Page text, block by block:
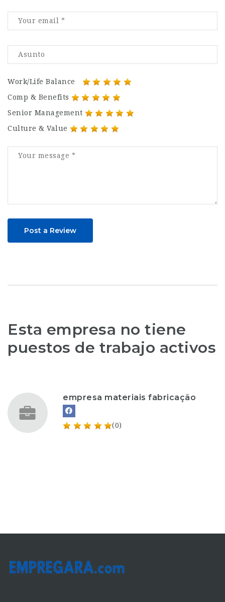
Work/Life Balance
Comp & Benefits
Senior Management
Culture & Value
Post a Review
Esta empresa no tiene
puestos de trabajo activos
empresa materiais fabricação
(0)